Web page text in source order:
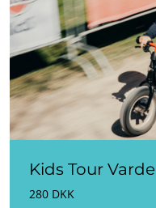
Kids Tour Varde
280 DKK